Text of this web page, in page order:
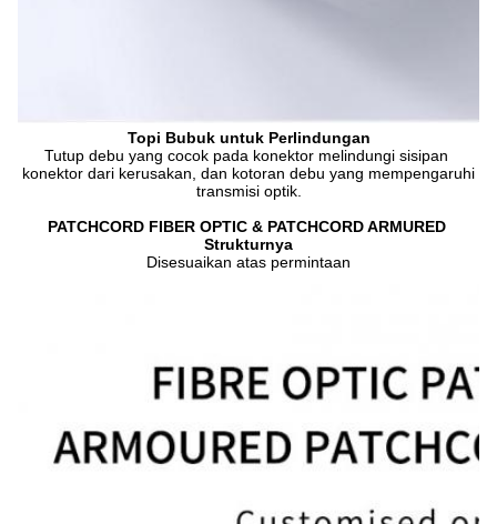
Topi Bubuk untuk Perlindungan
Tutup debu yang cocok pada konektor melindungi sisipan
konektor dari kerusakan, dan kotoran debu yang mempengaruhi
transmisi optik.
PATCHCORD FIBER OPTIC & PATCHCORD ARMURED
Strukturnya
Disesuaikan atas permintaan